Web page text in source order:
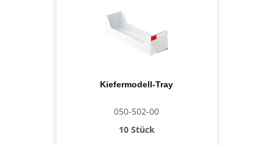
Kiefermodell-Tray
050-502-00
10 Stück